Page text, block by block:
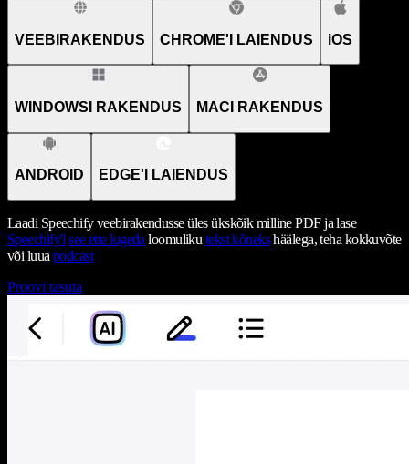
VEEBIRAKENDUS CHROME'I LAIENDUS iOS
WINDOWSI RAKENDUS MACI RAKENDUS
ANDROID EDGE'I LAIENDUS
Laadi Speechify veebirakendusse üles ükskõik milline PDF ja lase
Speechify'l see ette lugeda loomuliku tekst kõnekshäälega, teha kokkuvõte
või luua podcast
Proovi tasuta